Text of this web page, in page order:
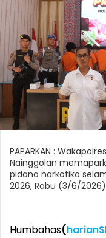
PAPARKAN :
Nainggolan
pidana narkotika
2026, Rabu (3/6/
Humbahas(